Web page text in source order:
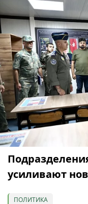
усиливают
ПОЛИТИКА